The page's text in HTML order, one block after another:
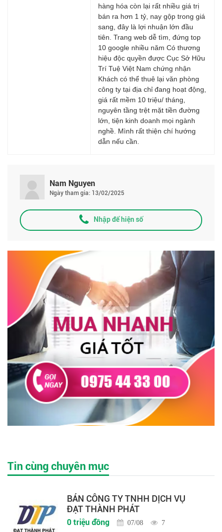
hàng hóa còn lại rất nhiều giá trị
bán ra hơn 1 tỷ, nay gộp trong giá
sang, đây là lợi nhuận lớn đầu
tiên. Trang web dễ tìm, đứng top
10 google nhiều năm Có thương
hiệu độc quyền được Cục Sở Hữu
Trí Tuệ Việt Nam chứng nhận
Khách có thể thuê lại văn phòng
công ty tại địa chỉ đang hoạt động,
giá rất mềm 10 triệu/ tháng,
nguyên tầng trệt mặt tiền đường
lớn, tiện kinh doanh mọi ngành
nghề. Mình rất thiện chí hướng
dẫn nếu cần.
Nam Nguyen
Ngày tham gia: 13/02/2025
Nhập để hiện số
Tin cùng chuyên mục
BÁN CÔNG TY TNHH DỊCH VỤ
ĐẠT THÀNH PHÁT
0 triệu đồng 07/08
7